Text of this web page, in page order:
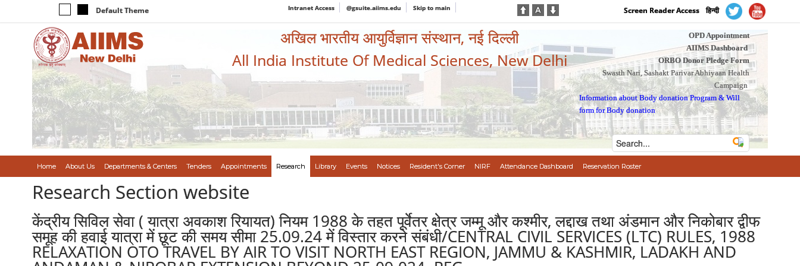
Default Theme Intranet Access @gsuite.aiims.edu Skip to main Screen Reader Access हिन्दी
अखिल भारतीय आयुर्विज्ञान संस्थान, नई दिल्ली
All India Institute Of Medical Sciences, New Delhi
OPD Appointment
AIIMS Dashboard
ORBO Donor Pledge Form
Swasth Nari, Sashakt Parivar Abhiyaan Health
Campaign
Information about Body donation Program &Will
form for Body donation
Home About Us Departments & Centers Tenders Appointments Research Library Events Notices Resident's Corner NIRF Attendance Dashboard Reservation Roster
Research Section website
केंद्रीय सिविल सेवा ( यात्रा अवकाश रियायत) नियम 1988 के तहत पूर्वेतर क्षेत्र जम्मू और कश्मीर, लद्दाख तथा अंडमान और निकोबार द्वीफ
समूह की हवाई यात्रा में छूट की समय सीमा 25.09.24 में विस्तार करने संबंधी/CENTRAL CIVIL SERVICES (LTC) RULES, 1988
RELAXATION OTO TRAVEL BY AIR TO VISIT NORTH EAST REGION, JAMMU & KASHMIR, LADAKH AND